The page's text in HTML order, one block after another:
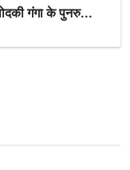
गंगा के पुनरु...